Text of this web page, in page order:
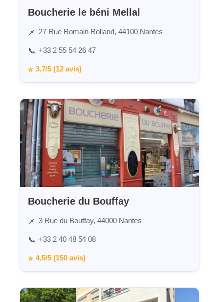
Boucherie le béni Mellal
📌 27 Rue Romain Rolland, 44100 Nantes
📞 +33 2 55 54 26 47
⭐ 3,7/5 (12 avis)
Boucherie du Bouffay
📌 3 Rue du Bouffay, 44000 Nantes
📞 +33 2 40 48 54 08
⭐ 4,5/5 (150 avis)